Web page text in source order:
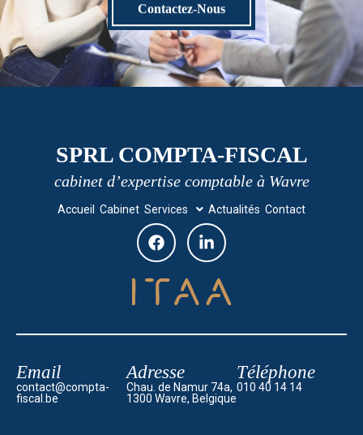
Contactez-Nous
SPRL COMPTA-FISCAL
cabinet d’expertise comptable à Wavre
Accueil Cabinet Services Actualités Contact
Email
contact@compta-
fiscal.be
Adresse
Chau. de Namur 74a,
1300 Wavre, Belgique
Téléphone
010 40 14 14